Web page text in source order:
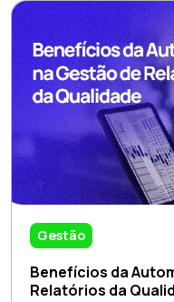
Gestão
Benefícios da
Relatórios da